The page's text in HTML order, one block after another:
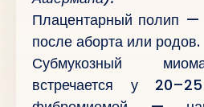
Плацентарный полип —
после аборта или родов.
Субмукозный
встречается у